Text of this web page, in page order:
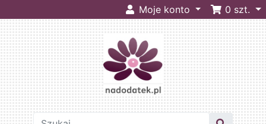
Moje konto 0 szt.